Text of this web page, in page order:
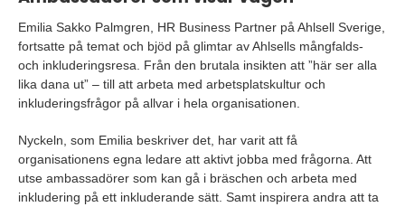
Emilia Sakko Palmgren, HR Business Partner på Ahlsell Sverige,
fortsatte på temat och bjöd på glimtar av Ahlsells mångfalds-
och inkluderingsresa. Från den brutala insikten att ”här ser alla
lika dana ut” – till att arbeta med arbetsplatskultur och
inkluderingsfrågor på allvar i hela organisationen.
Nyckeln, som Emilia beskriver det, har varit att få
organisationens egna ledare att aktivt jobba med frågorna. Att
utse ambassadörer som kan gå i bräschen och arbeta med
inkludering på ett inkluderande sätt. Samt inspirera andra att ta